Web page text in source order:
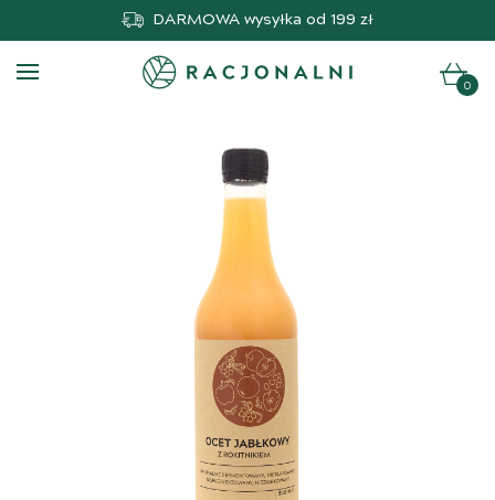
DARMOWA wysyłka od 199 zł
0